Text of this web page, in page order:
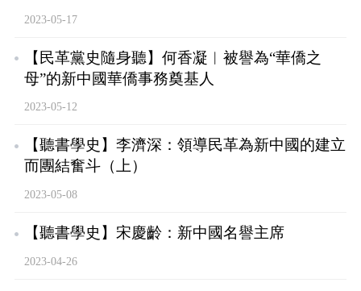
2023-05-17
【民革黨史隨身聽】何香凝︱被譽為“華僑之
母”的新中國華僑事務奠基人
2023-05-12
【聽書學史】李濟深：領導民革為新中國的建立
而團結奮斗（上）
2023-05-08
【聽書學史】宋慶齡：新中國名譽主席
2023-04-26